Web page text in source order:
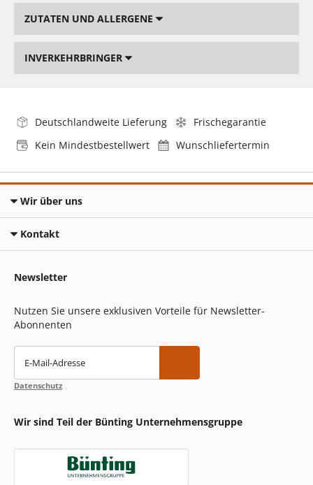
ZUTATEN UND ALLERGENE
INVERKEHRBRINGER
Deutschlandweite Lieferung
Frischegarantie
Kein Mindestbestellwert
Wunschliefertermin
Wir über uns
Kontakt
Newsletter
Nutzen Sie unsere exklusiven Vorteile für Newsletter-
Abonnenten
E-Mail-Adresse
Datenschutz
Wir sind Teil der Bünting Unternehmensgruppe